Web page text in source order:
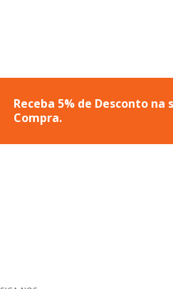
Receba 5% de Desconto na
Compra.